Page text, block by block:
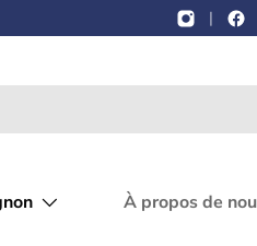
Nouveau
À propos de